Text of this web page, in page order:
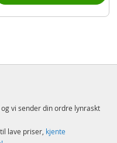
vi sender din ordre lynraskt
lave priser, kjente